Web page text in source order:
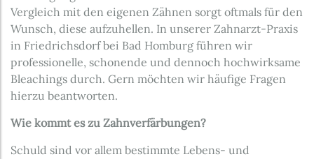
Vergleich mit den eigenen Zähnen sorgt oftmals für den
Wunsch, diese aufzuhellen. In unserer Zahnarzt-Praxis
in Friedrichsdorf bei Bad Homburg führen wir
professionelle, schonende und dennoch hochwirksame
Bleachings durch. Gern möchten wir häufige Fragen
hierzu beantworten.
Wie kommt es zu Zahnverfärbungen?
Schuld sind vor allem bestimmte Lebens- und